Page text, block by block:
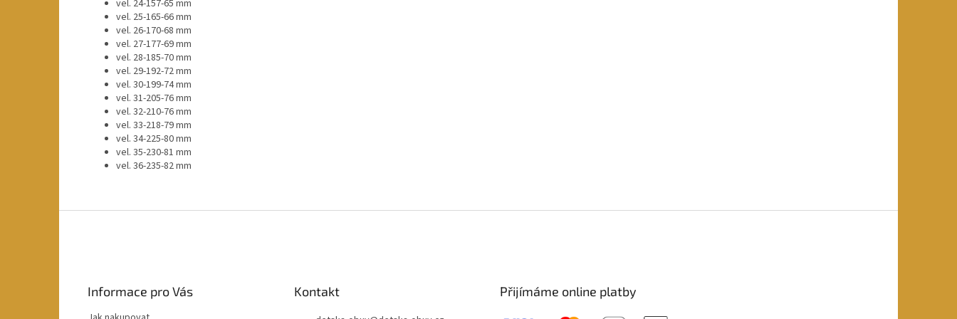
vel. 24-157-65 mm
vel. 25-165-66 mm
vel. 26-170-68 mm
vel. 27-177-69 mm
vel. 28-185-70 mm
vel. 29-192-72 mm
vel. 30-199-74 mm
vel. 31-205-76 mm
vel. 32-210-76 mm
vel. 33-218-79 mm
vel. 34-225-80 mm
vel. 35-230-81 mm
vel. 36-235-82 mm
Informace pro Vás Kontakt Přijímáme online platby